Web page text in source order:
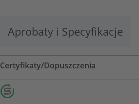
Aprobaty i Specyfikacje
Certyfikaty/Dopuszczenia